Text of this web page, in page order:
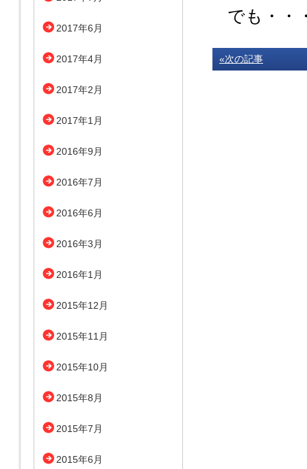
でも・・
«次の記事
2017年6月
2017年4月
2017年2月
2017年1月
2016年9月
2016年7月
2016年6月
2016年3月
2016年1月
2015年12月
2015年11月
2015年10月
2015年8月
2015年7月
2015年6月